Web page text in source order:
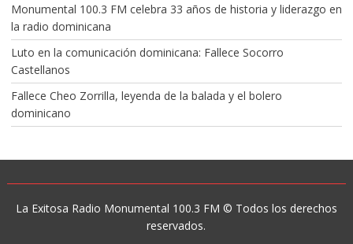
Monumental 100.3 FM celebra 33 años de historia y liderazgo en
la radio dominicana
Luto en la comunicación dominicana: Fallece Socorro
Castellanos
Fallece Cheo Zorrilla, leyenda de la balada y el bolero
dominicano
La Exitosa Radio Monumental 100.3 FM © Todos los derechos
reservados.